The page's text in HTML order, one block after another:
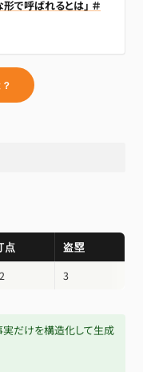
で呼ばれるとは」 ＃
点
盗塁
3
実だけを構造化して生成